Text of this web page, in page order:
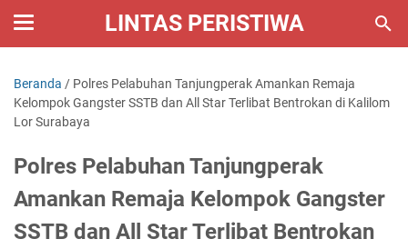
LINTAS PERISTIWA
Beranda / Polres Pelabuhan Tanjungperak Amankan Remaja
Kelompok Gangster SSTB dan All Star Terlibat Bentrokan di Kalilom
Lor Surabaya
Polres Pelabuhan Tanjungperak
Amankan Remaja Kelompok Gangster
SSTB dan All Star Terlibat Bentrokan